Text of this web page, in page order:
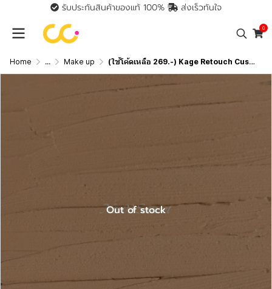
รับประกันสินค้าของแท้ 100% ส่งเร็วทันใจ
0
Home ... Make up (ใช้โค้ดเหลือ 269.-) Kage Retouch Cushion Balm คาเกะ คุชชั่นบาล์ม รีทัชบาล์ม
Out of stock